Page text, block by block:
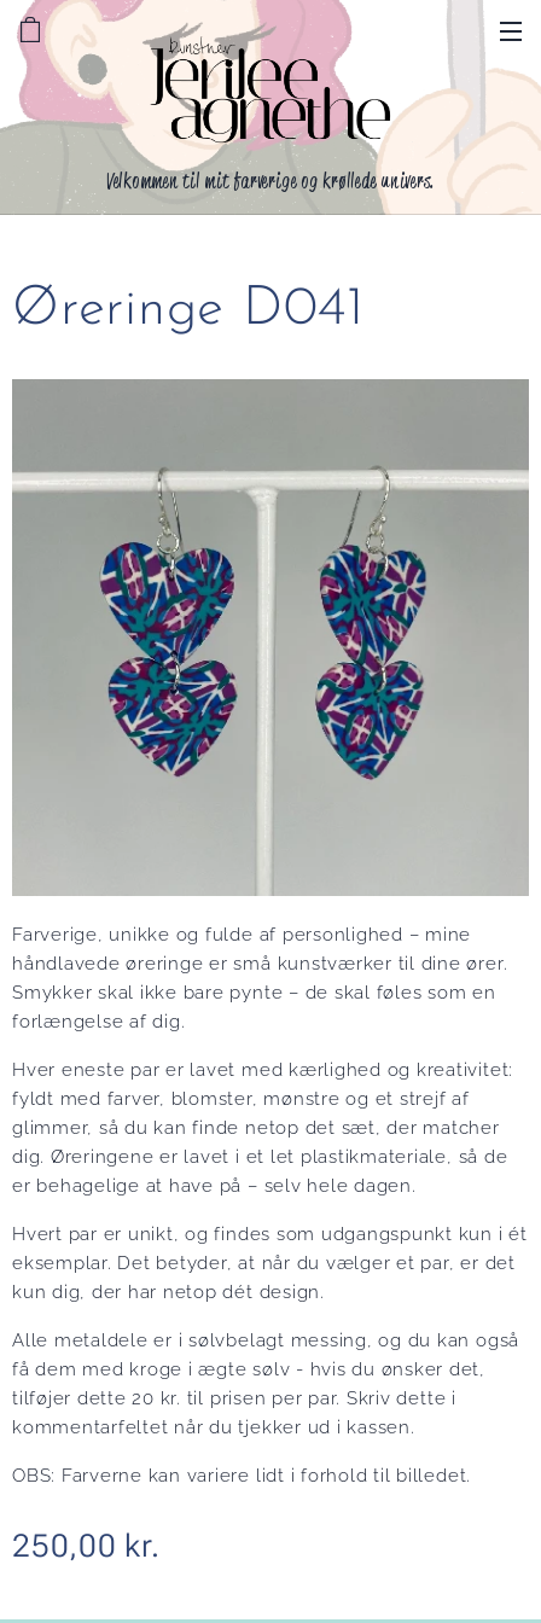
Velkommen til mit farverige og krøllede univers.
Øreringe D041
Farverige, unikke og fulde af personlighed – mine
håndlavede øreringe er små kunstværker til dine ører.
Smykker skal ikke bare pynte – de skal føles som en
forlængelse af dig.
Hver eneste par er lavet med kærlighed og kreativitet:
fyldt med farver, blomster, mønstre og et strejf af
glimmer, så du kan finde netop det sæt, der matcher
dig. Øreringene er lavet i et let plastikmateriale, så de
er behagelige at have på – selv hele dagen.
Hvert par er unikt, og findes som udgangspunkt kun i ét
eksemplar. Det betyder, at når du vælger et par, er det
kun dig, der har netop dét design.
Alle metaldele er i sølvbelagt messing, og du kan også
få dem med kroge i ægte sølv - hvis du ønsker det,
tilføjer dette 20 kr. til prisen per par. Skriv dette i
kommentarfeltet når du tjekker ud i kassen.
OBS: Farverne kan variere lidt i forhold til billedet.
250,00 kr.